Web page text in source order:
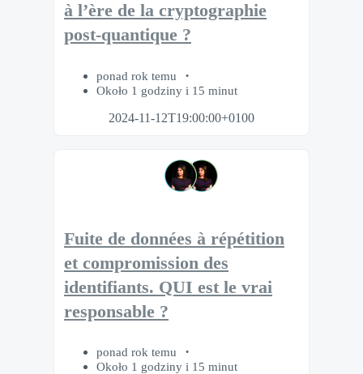
à l’ère de la cryptographie
post-quantique ?
ponad rok temu
Około 1 godziny i 15 minut
2024-11-12T19:00:00+0100
Fuite de données à répétition
et compromission des
identifiants. QUI est le vrai
responsable ?
ponad rok temu
Około 1 godziny i 15 minut